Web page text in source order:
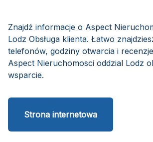
Znajdź informacje o Aspect
Lodz Obsługa klienta. Łatwo
telefonów, godziny otwarcia i
Aspect Nieruchomosci oddzial Lodz
wsparcie.
Strona internetowa